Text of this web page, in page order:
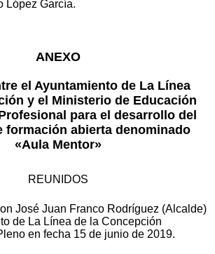
López García.
ANEXO
el Ayuntamiento de La Línea
y el Ministerio de Educación
para el desarrollo del
formación abierta denominado
«Aula Mentor»
REUNIDOS
José Juan Franco Rodríguez (Alcalde)
de La Línea de la Concepción
en fecha 15 de junio de 2019.